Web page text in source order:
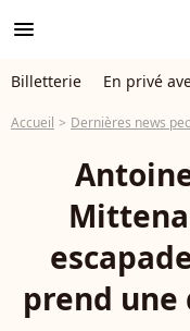
menu
Billetterie En privé
Accueil Dernières news
prend